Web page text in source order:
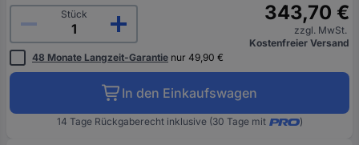
Stück
343,70 €
zzgl. MwSt.
Kostenfreier Versand
48 Monate Langzeit-Garantie nur 49,90 €
In den Einkaufswagen
14 Tage Rückgaberecht inklusive (30 Tage mit )